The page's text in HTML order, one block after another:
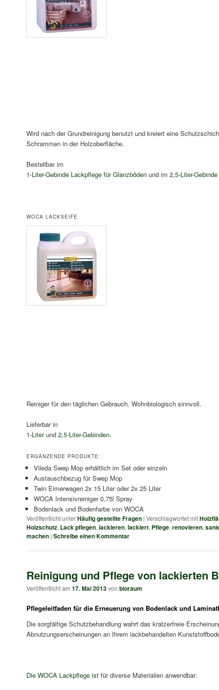
Wird nach der Grundreinigung benutzt und kreiert eine
Schrammen in der Holzoberfläche.
Bestellbar im
1-Liter-Gebinde Lackpflege für Glanzbödenund im 2,5-Liter-
WOCA LACKSEIFE
Reiniger für den täglichen Gebrauch. Wohnbiologisch sinnvoll.
Lieferbar in
1-Literund 2,5-Liter-Gebinden.
ERGÄNZENDE PRODUKTE:
Vileda Swep Mop erhältlich im Set oder einzeln
Austauschbezug für Swep Mop
Twin Eimerwagen 2x 15 Liter oder 2x 25 Liter
WOCA Intensivreiniger 0,75l Spray
Bodenlack und Bodenfarbe von WOCA
Veröffentlicht unterHäufig gestellte Fragen | Verschlagwortet mit
Holzschutz, Lack pflegen, lackieren, lackiert, Pflege, renovieren,
machen | Schreibe einen Kommentar
Reinigung und Pflege von lackierten
Veröffentlicht am 17. Mai 2013von bioraum
Pflegeleitfaden für die Erneuerung von Bodenlack und
Die sorgfältige Schutzbehandlung wahrt das kratzerfreie
Abnutzungserscheinungen an Ihrem lackbehandelten
Die WOCA Lackpflege istfür diverse Materialien anwendbar: